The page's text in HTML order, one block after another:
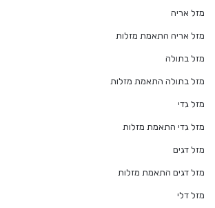
מזל אריה
מזל אריה התאמת מזלות
מזל בתולה
מזל בתולה התאמת מזלות
מזל גדי
מזל גדי התאמת מזלות
מזל דגים
מזל דגים התאמת מזלות
מזל דלי